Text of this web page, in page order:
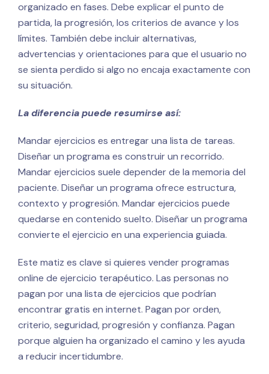
organizado en fases. Debe explicar el punto de
partida, la progresión, los criterios de avance y los
límites. También debe incluir alternativas,
advertencias y orientaciones para que el usuario no
se sienta perdido si algo no encaja exactamente con
su situación.
La diferencia puede resumirse así:
Mandar ejercicios es entregar una lista de tareas.
Diseñar un programa es construir un recorrido.
Mandar ejercicios suele depender de la memoria del
paciente. Diseñar un programa ofrece estructura,
contexto y progresión. Mandar ejercicios puede
quedarse en contenido suelto. Diseñar un programa
convierte el ejercicio en una experiencia guiada.
Este matiz es clave si quieres vender programas
online de ejercicio terapéutico. Las personas no
pagan por una lista de ejercicios que podrían
encontrar gratis en internet. Pagan por orden,
criterio, seguridad, progresión y confianza. Pagan
porque alguien ha organizado el camino y les ayuda
a reducir incertidumbre.